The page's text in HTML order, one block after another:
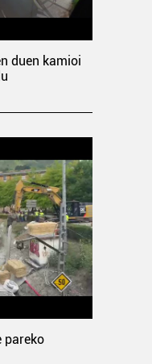
duen kamioi
pareko